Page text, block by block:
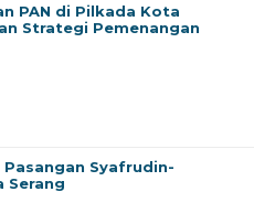
PAN di Pilkada Kota
Strategi Pemenangan
Pasangan Syafrudin-
Serang